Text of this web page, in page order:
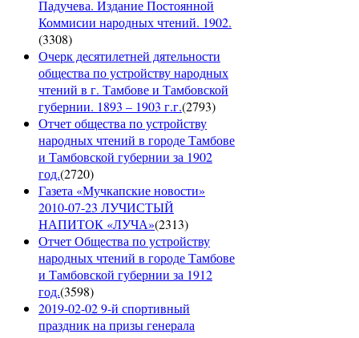
Падучева. Издание Постоянной
Коммисии народных чтений. 1902.
(3308)
Очерк десятилетней дятельности
общества по устройству народных
чтений в г. Тамбове и Тамбовской
губернии. 1893 – 1903 г.г.(2793)
Отчет общества по устройству
народных чтений в городе Тамбове
и Тамбовской губернии за 1902
год.(2720)
Газета «Мучкапские новости»
2010-07-23 ЛУЧИСТЫЙ
НАПИТОК «ЛУЧА»(2313)
Отчет Общества по устройству
народных чтений в городе Тамбове
и Тамбовской губернии за 1912
год.(3598)
2019-02-02 9-й спортивный
праздник на призы генерала